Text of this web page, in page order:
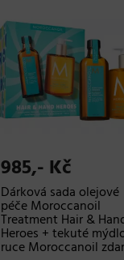
985,- Kč
Dárková sada olejové
péče Moroccanoil
Treatment Hair &
Heroes + tekuté
ruce Moroccanoil